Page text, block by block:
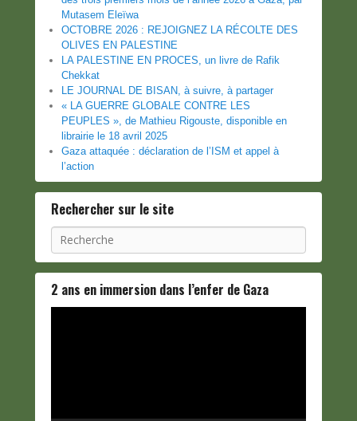
Mutasem Eleïwa
OCTOBRE 2026 : REJOIGNEZ LA RÉCOLTE DES
OLIVES EN PALESTINE
LA PALESTINE EN PROCES, un livre de Rafik
Chekkat
LE JOURNAL DE BISAN, à suivre, à partager
« LA GUERRE GLOBALE CONTRE LES
PEUPLES », de Mathieu Rigouste, disponible en
librairie le 18 avril 2025
Gaza attaquée : déclaration de l’ISM et appel à
l’action
Rechercher sur le site
Recherche
2 ans en immersion dans l’enfer de Gaza